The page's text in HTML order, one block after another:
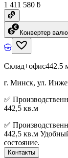
1 411 580 ƃ
Конвертер
Склад+офис442.5
г. Минск, ул.
✅
442,5 кв.м
✅
442,5 кв.м
состояние.
Контакты